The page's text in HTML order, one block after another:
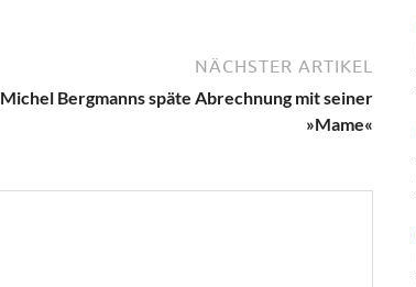
NÄCHSTER ARTIKEL
Michel Bergmanns späte Abrechnung mit seiner
»Mame«